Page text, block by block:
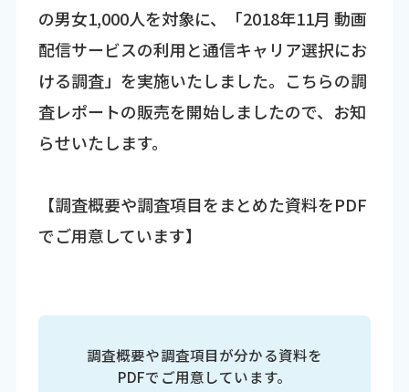
の男女1,000人を対象に、「2018年11月 動画
配信サービスの利用と通信キャリア選択にお
ける調査」を実施いたしました。こちらの調
査レポートの販売を開始しましたので、お知
らせいたします。
【調査概要や調査項目をまとめた資料をPDF
でご用意しています】
調査概要や調査項目が分かる資料を
PDFでご用意しています。